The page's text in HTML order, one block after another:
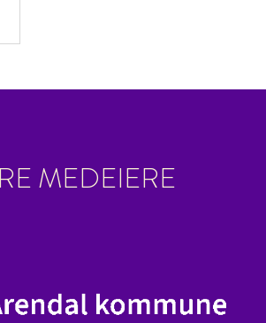
MEDEIERE